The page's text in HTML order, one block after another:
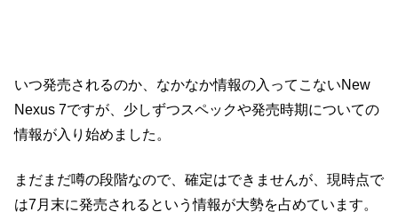
いつ発売されるのか、なかなか情報の入ってこないNew
Nexus 7ですが、少しずつスペックや発売時期についての
情報が入り始めました。
まだまだ噂の段階なので、確定はできませんが、現時点で
は7月末に発売されるという情報が大勢を占めています。